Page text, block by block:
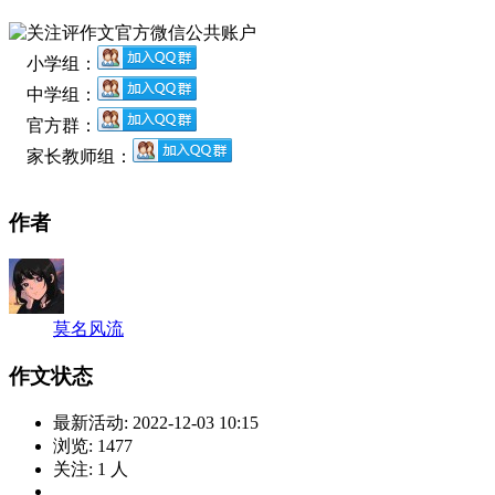
小学组：
中学组：
官方群：
家长教师组：
作者
莫名风流
作文状态
最新活动: 2022-12-03 10:15
浏览: 1477
关注: 1 人